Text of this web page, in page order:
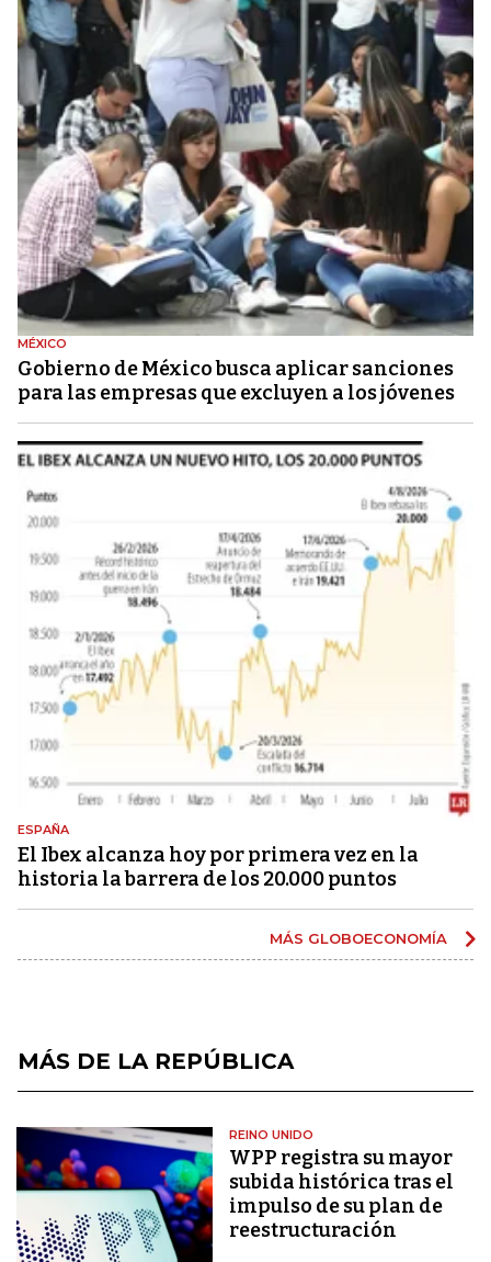
MÉXICO
Gobierno de México busca aplicar sanciones
para las empresas que excluyen a los jóvenes
ESPAÑA
El Ibex alcanza hoy por primera vez en la
historia la barrera de los 20.000 puntos
MÁS GLOBOECONOMÍA
MÁS DE LA REPÚBLICA
REINO UNIDO
WPP registra su mayor
subida histórica tras el
impulso de su plan de
reestructuración